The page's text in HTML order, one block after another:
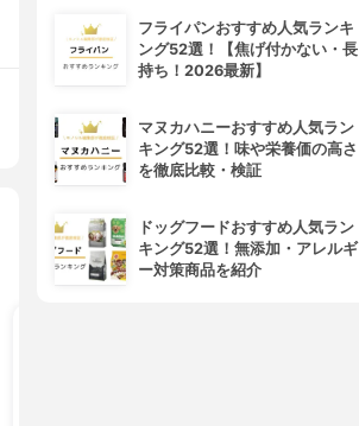
フライパンおすすめ人気ランキ
ング52選！【焦げ付かない・長
持ち！2026最新】
マヌカハニーおすすめ人気ラン
キング52選！味や栄養価の高さ
を徹底比較・検証
ドッグフードおすすめ人気ラン
キング52選！無添加・アレルギ
ー対策商品を紹介